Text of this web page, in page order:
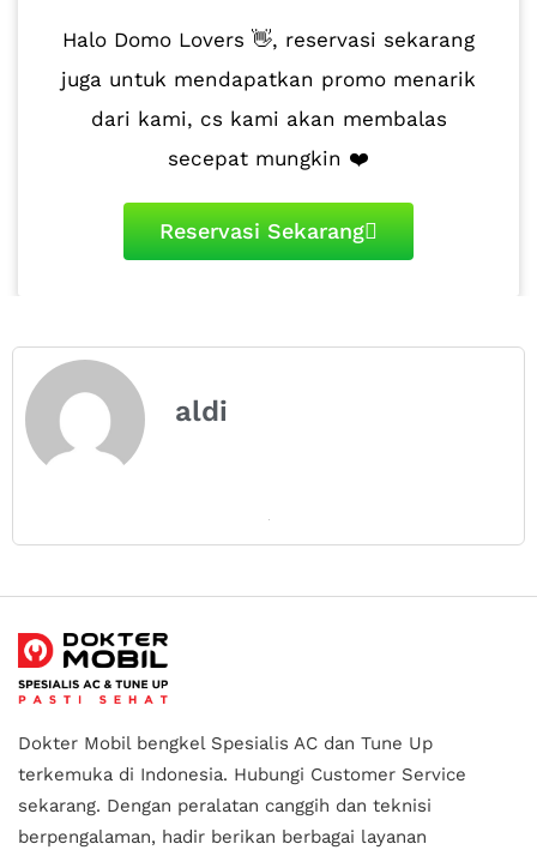
Halo Domo Lovers 👋, reservasi sekarang
juga untuk mendapatkan promo menarik
dari kami, cs kami akan membalas
secepat mungkin ❤️
Reservasi Sekarang
aldi
Dokter Mobil bengkel Spesialis AC dan Tune Up
terkemuka di Indonesia. Hubungi Customer Service
sekarang. Dengan peralatan canggih dan teknisi
berpengalaman, hadir berikan berbagai layanan